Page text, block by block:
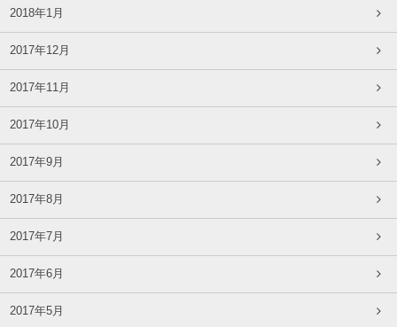
2018年1月
2017年12月
2017年11月
2017年10月
2017年9月
2017年8月
2017年7月
2017年6月
2017年5月